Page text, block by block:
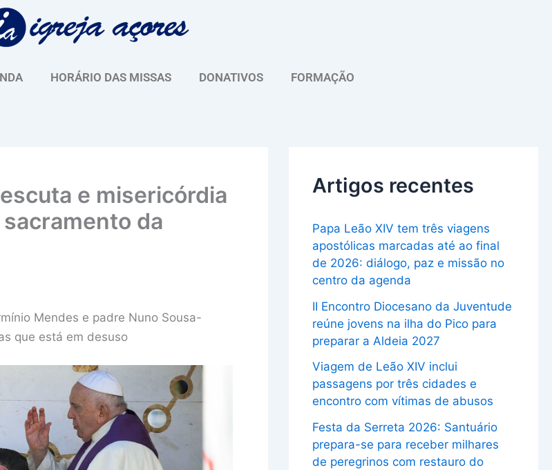
HORÁRIO DAS MISSAS DONATIVOS FORMAÇÃO
e misericórdia
da
Mendes e padre Nuno Sousa-
que está em desuso
Artigos recentes
Papa Leão XIV tem três viagens
apostólicas marcadas até ao final
de 2026: diálogo, paz e missão no
centro da agenda
II Encontro Diocesano da Juventude
reúne jovens na ilha do Pico para
preparar a Aldeia 2027
Viagem de Leão XIV inclui
passagens por três cidades e
encontro com vítimas de abusos
Festa da Serreta 2026: Santuário
prepara-se para receber milhares
de peregrinos com restauro do
u